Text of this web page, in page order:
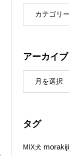
アーカイブ
タグ
MIX犬